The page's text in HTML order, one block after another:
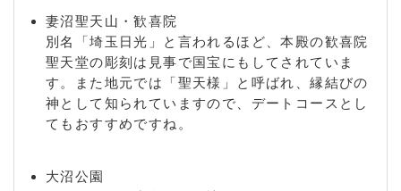
妻沼聖天山・歓喜院
別名「埼玉日光」と言われるほど、本殿の歓喜院
聖天堂の彫刻は見事で国宝にもしてされていま
す。また地元では「聖天様」と呼ばれ、縁結びの
神として知られていますので、デートコースとし
てもおすすめですね。
大沼公園